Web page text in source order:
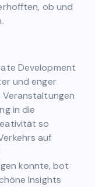
ob und
Development
und enger
Veranstaltungen
in die
so
auf
konnte, bot
Insights